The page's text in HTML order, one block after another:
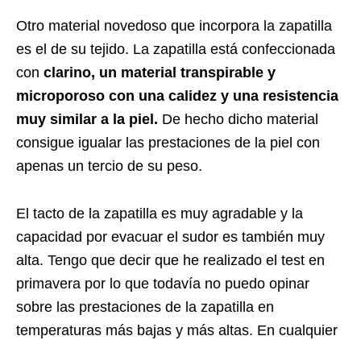
Otro material novedoso que incorpora la zapatilla
es el de su tejido. La zapatilla está confeccionada
con clarino, un material transpirable y
microporoso con una calidez y una resistencia
muy similar a la piel. De hecho dicho material
consigue igualar las prestaciones de la piel con
apenas un tercio de su peso.
El tacto de la zapatilla es muy agradable y la
capacidad por evacuar el sudor es también muy
alta. Tengo que decir que he realizado el test en
primavera por lo que todavía no puedo opinar
sobre las prestaciones de la zapatilla en
temperaturas más bajas y más altas. En cualquier